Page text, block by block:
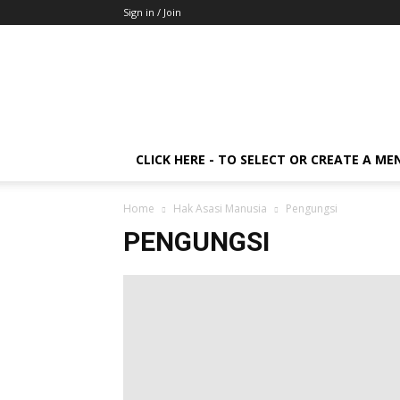
Sign in / Join
CLICK HERE - TO SELECT OR CREATE A
Home Hak Asasi Manusia Pengungsi
PENGUNGSI